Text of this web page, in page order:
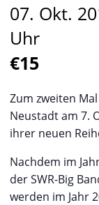
07. Okt.
Uhr
€15
Zum zweiten
Neustadt am 7.
ihrer neuen
Nachdem im
der SWR-Big
werden im Jahr